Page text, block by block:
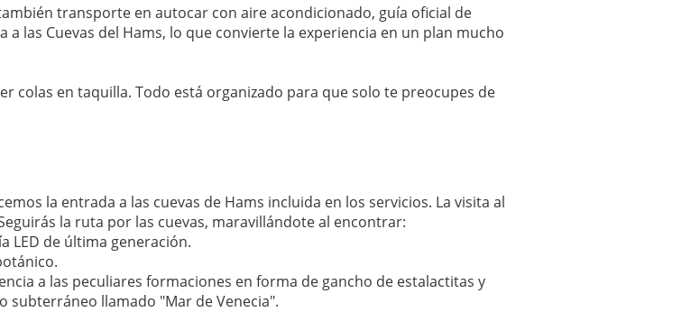
transporte en autocar con aire acondicionado, guía oficial de
las Cuevas del Hams, lo que convierte la experiencia en un plan mucho
colas en taquilla. Todo está organizado para que solo te preocupes de
la entrada a las cuevas de Hams incluida en los servicios. La visita al
la ruta por las cuevas, maravillándote al encontrar:
LED de última generación.
a las peculiares formaciones en forma de gancho de estalactitas y
subterráneo llamado "Mar de Venecia".